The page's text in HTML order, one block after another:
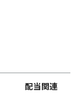
配当関連